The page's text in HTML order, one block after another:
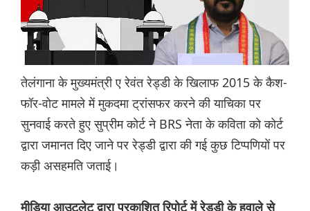
तेलंगाना के मुख्यमंत्री ए रेवंत रेड्डी के खिलाफ 2015 के कैश-
फॉर-वोट मामले में मुकदमा ट्रांसफर करने की याचिका पर
सुनवाई करते हुए सुप्रीम कोर्ट ने BRS नेता के कविता को कोर्ट
द्वारा जमानत दिए जाने पर रेड्डी द्वारा की गई कुछ टिप्पणियों पर
कड़ी असहमति जताई।
मीडिया आउटलेट द्वारा प्रकाशित रिपोर्ट में रेड्डी के हवाले से